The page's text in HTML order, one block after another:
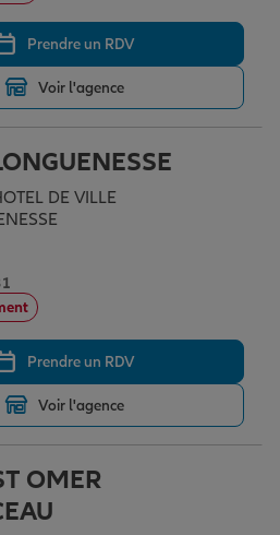
de la vie
Prendre un RDV
Voir l'agence
DE VILLE
Prendre un RDV
Voir l'agence
OMER